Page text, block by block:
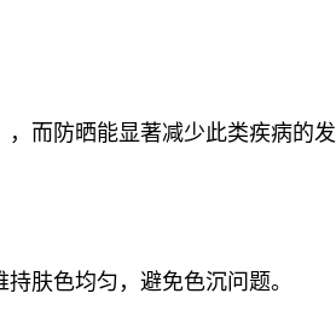
而防晒能显著减少此类疾病的发
肤色均匀，避免色沉问题‌。